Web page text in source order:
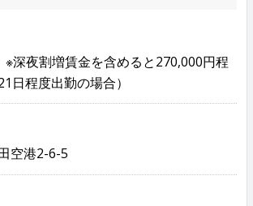
深夜割増賃金を含めると270,000円程
日程度出勤の場合）
空港2-6-5